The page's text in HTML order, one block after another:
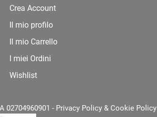
Crea Account
Il mio profilo
Il mio Carrello
I miei Ordini
Wishlist
02704960901 - Privacy Policy& Cookie Policy